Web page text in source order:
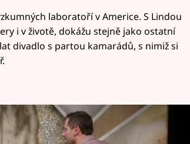
laboratoří v Americe. S Lindou
i v životě, dokážu stejně jako ostatní
divadlo s partou kamarádů, s nimiž si